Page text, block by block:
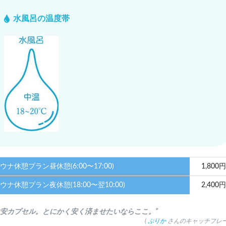
水風呂の温度帯
ナ休憩プラン昼休憩(6:00〜17:00) 1,800円
ナ休憩プラン夜休憩(18:00〜翌10:00) 2,400円
安カプセル。とにかく安く済ませたいならここ。”
( ぷりか さんのキャッチフレ